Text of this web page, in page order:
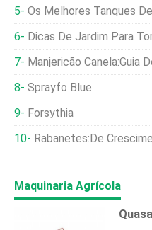
Os Melhores Tanques
Dicas De Jardim Para
Manjericão Canela:Guia De Plantio,
Sprayfo Blue
Forsythia
Rabanetes:De
Maquinaria Agrícola